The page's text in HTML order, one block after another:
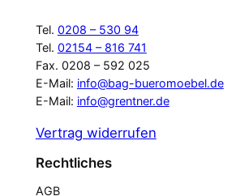
Tel. 0208 – 530 94
Tel. 02154 – 816 741
Fax. 0208 – 592 025
E-Mail: info@bag-bueromoebel.de
E-Mail: info@grentner.de
Vertrag widerrufen
Rechtliches
AGB